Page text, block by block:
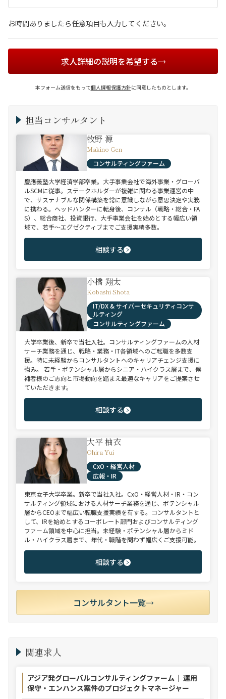
お時間ありましたら任意項目も入力してください。
求人詳細の説明を希望する
本フォーム送信をもって個人情報保護方針に同意したものとします。
担当コンサルタント
牧野 源
Makino Gen
コンサルティングファーム
慶應義塾大学経済学部卒業。大手事業会社で海外事業・グローバ
ルSCMに従事。ステークホルダーが複雑に関わる事業運営の中
で、サステナブルな関係構築を常に意識しながら意思決定や実務
に携わる。ヘッドハンターに転身後、コンサル（戦略・総合・FA
S）、総合商社、投資銀行、大手事業会社を始めとする幅広い領
域で、若手～エグゼクティブまでご支援実績多数。
相談する
小橋 翔太
Kobashi Shota
IT/DX & サイバーセキュリティコンサ
ルティング
コンサルティングファーム
大学卒業後、新卒で当社入社。コンサルティングファームの人材
サーチ業務を通じ、戦略・業務・IT各領域へのご転職を多数支
援。特に未経験からコンサルタントへのキャリアチェンジ支援に
強み。 若手・ポテンシャル層からシニア・ハイクラス層まで、候
補者様のご志向と市場動向を踏まえ最適なキャリアをご提案させ
ていただきます。
相談する
大平 柚衣
Ohira Yui
CxO・経営人材
広報・IR
東京女子大学卒業。新卒で当社入社。CxO・経営人材・IR・コン
サルティング領域における人材サーチ業務を通じ、ポテンシャル
層からCEOまで幅広い転職支援実績を有する。コンサルタントと
して、IRを始めとするコーポレート部門およびコンサルティング
ファーム領域を中心に担当。未経験・ポテンシャル層からミド
ル・ハイクラス層まで、年代・職階を問わず幅広くご支援可能。
相談する
コンサルタント一覧
関連求人
アジア発グローバルコンサルティングファーム｜ 運用
保守・エンハンス案件のプロジェクトマネージャー